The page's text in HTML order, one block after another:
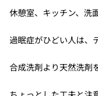
休憩室、キッチン、洗
過眠症がひどい人は、
合成洗剤より天然洗剤